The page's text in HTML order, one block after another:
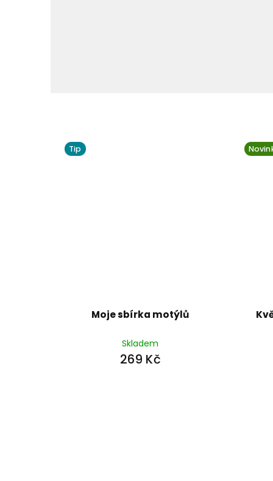
Tip
Moje sbírka motýlů
Skladem
269 Kč